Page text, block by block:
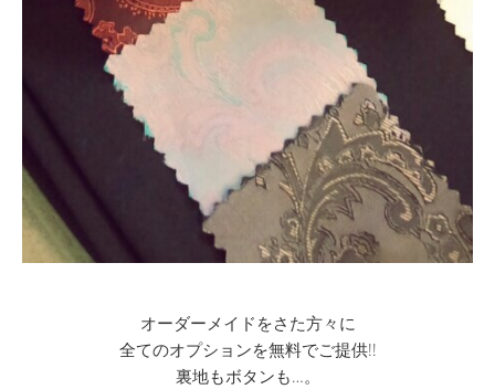
オーダーメイドをさた方々に
全てのオプションを無料でご提供!!
裏地もボタンも…。